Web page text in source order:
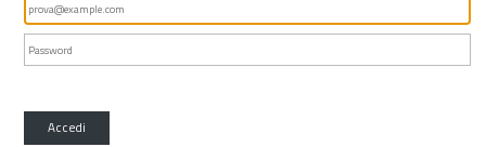
Accedi